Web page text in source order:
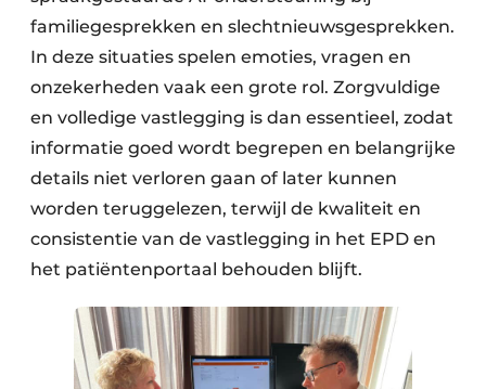
familiegesprekken en slechtnieuwsgesprekken.
In deze situaties spelen emoties, vragen en
onzekerheden vaak een grote rol. Zorgvuldige
en volledige vastlegging is dan essentieel, zodat
informatie goed wordt begrepen en belangrijke
details niet verloren gaan of later kunnen
worden teruggelezen, terwijl de kwaliteit en
consistentie van de vastlegging in het EPD en
het patiëntenportaal behouden blijft.